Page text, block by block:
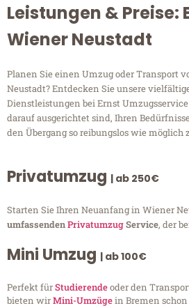
Leistungen & Preise:
Wiener Neustadt
Planen Sie einen Umzug oder Transport
Neustadt? Entdecken Sie unsere
Dienstleistungen bei Ernst
darauf ausgerichtet sind, Ihren
den Übergang so reibungslos wie möglich
Privatumzug | ab 250€
Starten Sie Ihren Neuanfang in Wiener
umfassendenPrivatumzugService, der
Mini Umzug | ab 100€
Perfekt fürStudierendeoder den
bieten wirMini-Umzügein Bremen schon